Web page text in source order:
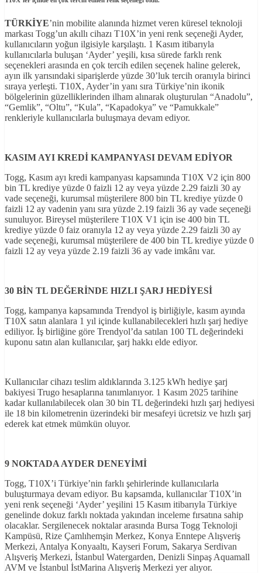
TÜRKİYE’nin mobilite alanında hizmet veren küresel teknoloji
markası Togg’un akıllı cihazı T10X’in yeni renk seçeneği Ayder,
kullanıcıların yoğun ilgisiyle karşılaştı. 1 Kasım itibarıyla
kullanıcılarla buluşan ‘Ayder’ yeşili, kısa sürede farklı renk
seçenekleri arasında en çok tercih edilen seçenek haline gelerek,
ayın ilk yarısındaki siparişlerde yüzde 30’luk tercih oranıyla birinci
sıraya yerleşti. T10X, Ayder’in yanı sıra Türkiye’nin ikonik
bölgelerinin güzelliklerinden ilham alınarak oluşturulan “Anadolu”,
“Gemlik”, “Oltu”, “Kula”, “Kapadokya” ve “Pamukkale”
renkleriyle kullanıcılarla buluşmaya devam ediyor.
KASIM AYI KREDİ KAMPANYASI DEVAM EDİYOR
Togg, Kasım ayı kredi kampanyası kapsamında T10X V2 için 800
bin TL krediye yüzde 0 faizli 12 ay veya yüzde 2.29 faizli 30 ay
vade seçeneği, kurumsal müşterilere 800 bin TL krediye yüzde 0
faizli 12 ay vadenin yanı sıra yüzde 2.19 faizli 36 ay vade seçeneği
sunuluyor. Bireysel müşterilere T10X V1 için ise 400 bin TL
krediye yüzde 0 faiz oranıyla 12 ay veya yüzde 2.29 faizli 30 ay
vade seçeneği, kurumsal müşterilere de 400 bin TL krediye yüzde 0
faizli 12 ay veya yüzde 2.19 faizli 36 ay vade imkânı var.
30 BİN TL DEĞERİNDE HIZLI ŞARJ HEDİYESİ
Togg, kampanya kapsamında Trendyol iş birliğiyle, kasım ayında
T10X satın alanlara 1 yıl içinde kullanabilecekleri hızlı şarj hediye
ediliyor. İş birliğine göre Trendyol’da satılan 100 TL değerindeki
kuponu satın alan kullanıcılar, şarj hakkı elde ediyor.
Kullanıcılar cihazı teslim aldıklarında 3.125 kWh hediye şarj
bakiyesi Trugo hesaplarına tanımlanıyor. 1 Kasım 2025 tarihine
kadar kullanılabilecek olan 30 bin TL değerindeki hızlı şarj hediyesi
ile 18 bin kilometrenin üzerindeki bir mesafeyi ücretsiz ve hızlı şarj
ederek kat etmek mümkün oluyor.
9 NOKTADA AYDER DENEYİMİ
Togg, T10X’i Türkiye’nin farklı şehirlerinde kullanıcılarla
buluşturmaya devam ediyor. Bu kapsamda, kullanıcılar T10X’in
yeni renk seçeneği ‘Ayder’ yeşilini 15 Kasım itibarıyla Türkiye
genelinde dokuz farklı noktada yakından inceleme fırsatına sahip
olacaklar. Sergilenecek noktalar arasında Bursa Togg Teknoloji
Kampüsü, Rize Çamlıhemşin Merkez, Konya Enntepe Alışveriş
Merkezi, Antalya Konyaaltı, Kayseri Forum, Sakarya Serdivan
Alışveriş Merkezi, İstanbul Watergarden, Denizli Sinpaş Aquamall
AVM ve İstanbul İstMarina Alışveriş Merkezi yer alıyor.